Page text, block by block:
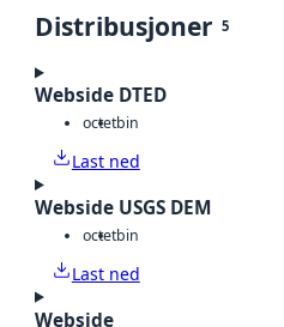
Distribusjoner 5
Webside DTED
octetbin
Last ned
Webside USGS DEM
octetbin
Last ned
Webside